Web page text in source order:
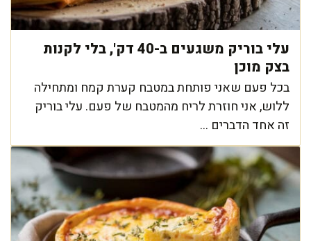
עלי בוריק משגעים ב-40 דק', בלי לקנות
בצק מוכן
בכל פעם שאני פותחת במטבח קערת קמח ומתחילה
ללוש, אני חוזרת לריח מהמטבח של פעם. עלי בוריק
זה אחד הדברים ...